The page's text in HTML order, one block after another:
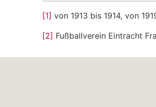
[1] von 1913 bis 1914, von
[2] Fußballverein Eintracht